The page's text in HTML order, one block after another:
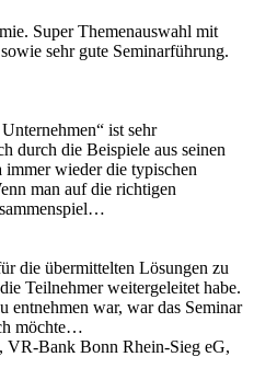
Super Themenauswahl mit
sehr gute Seminarführung.
ist sehr
durch die Beispiele aus seinen
wieder die typischen
man auf die richtigen
die übermittelten Lösungen zu
Teilnehmer weitergeleitet habe.
entnehmen war, war das Seminar
möchte…
VR-Bank Bonn Rhein-Sieg eG,